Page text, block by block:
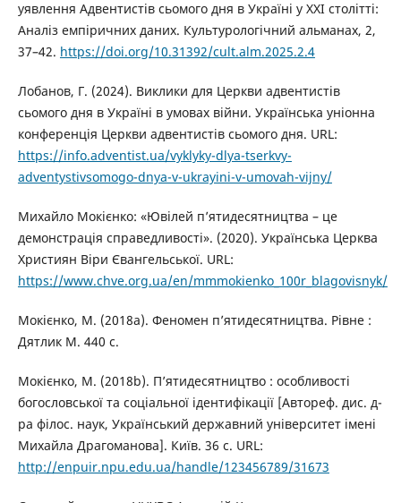
уявлення Адвентистів сьомого дня в Україні у XXI столітті:
Аналіз емпіричних даних. Культурологічний альманах, 2,
37–42. https://doi.org/10.31392/cult.alm.2025.2.4
Лобанов, Г. (2024). Виклики для Церкви адвентистів
сьомого дня в Україні в умовах війни. Українська уніонна
конференція Церкви адвентистів сьомого дня. URL:
https://info.adventist.ua/vyklyky-dlya-tserkvy-
adventystivsomogo-dnya-v-ukrayini-v-umovah-vijny/
Михайло Мокієнко: «Ювілей п’ятидесятництва – це
демонстрація справедливості». (2020). Українська Церква
Християн Віри Євангельської. URL:
https://www.chve.org.ua/en/mmmokienko_100r_blagovisnyk/
Мокієнко, М. (2018a). Феномен п’ятидесятництва. Рівне :
Дятлик М. 440 с.
Мокієнко, М. (2018b). П’ятидесятництво : особливості
богословської та соціальної ідентифікації [Автореф. дис. д-
ра філос. наук, Український державний університет імені
Михайла Драгоманова]. Київ. 36 с. URL:
http://enpuir.npu.edu.ua/handle/123456789/31673